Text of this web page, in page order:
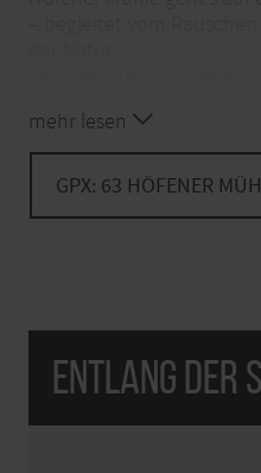
mehr lesen
Entlang der